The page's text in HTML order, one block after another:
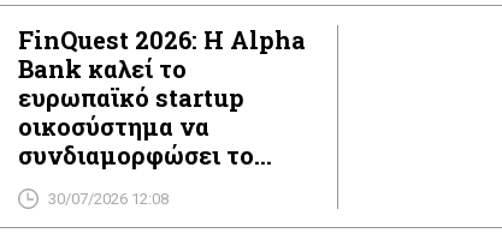
FinQuest 2026: H Alpha
Bank καλεί το
ευρωπαϊκό startup
οικοσύστημα να
συνδιαμορφώσει το
μέλλον του ελληνικού
banking
30/07/2026 12:08